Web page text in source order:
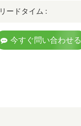
リードタイム :
今すぐ問い合わせる